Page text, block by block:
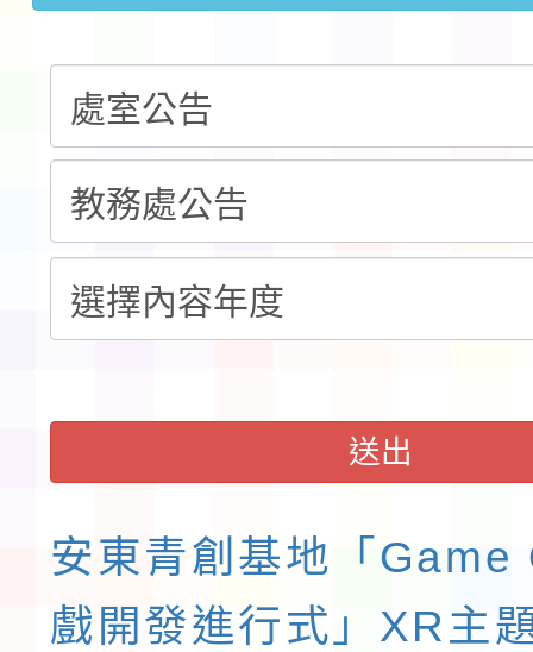
告(不再辦理後續甄選)
賽實施要點」1份
本市「115學年度學生
程安排一案
「桃園市補助參觀特色
展演活動實施計畫」
請一案
送出
安東青創基地「Game
戲開發進行式」XR主